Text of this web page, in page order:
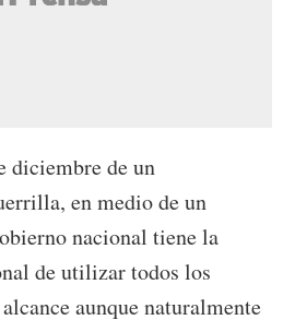
diciembre de un
en medio de un
nacional tiene la
de utilizar todos los
aunque naturalmente